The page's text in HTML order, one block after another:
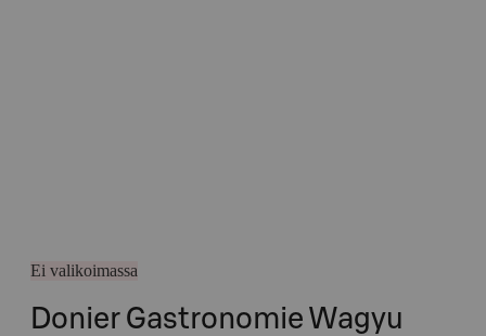
Ei valikoimassa
Donier Gastronomie Wagyu